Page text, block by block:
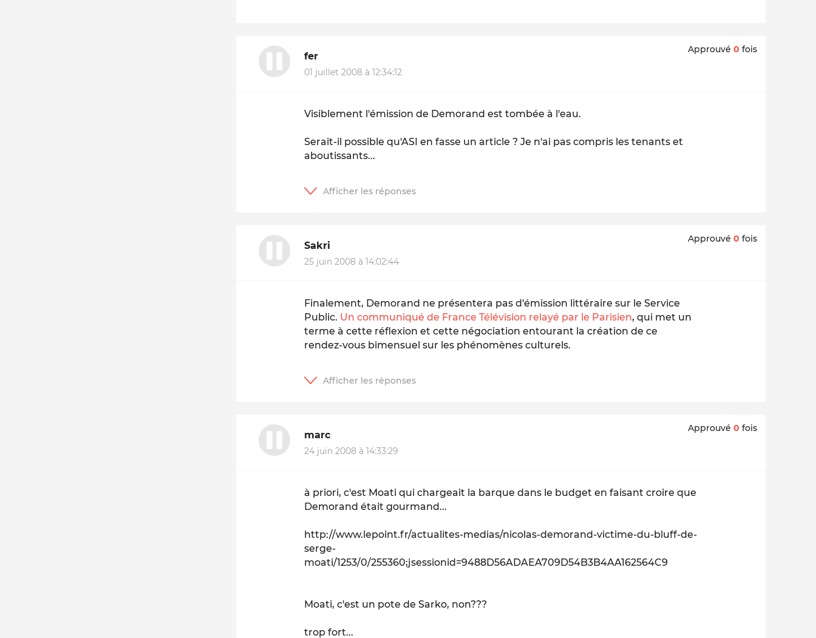
fer
01 juillet 2008 à 12:34:12
Approuvé 0 fois
Visiblement l'émission de Demorand est tombée à l'eau.
Serait-il possible qu'ASI en fasse un article ? Je n'ai pas compris les tenants et
aboutissants...
Sakri
25 juin 2008 à 14:02:44
Approuvé 0 fois
Finalement, Demorand ne présentera pas d'émission littéraire sur le Service
Public. Un communiqué de France Télévision relayé par le Parisien,qui met un
terme à cette réflexion et cette négociation entourant la création de ce
rendez-vous bimensuel sur les phénomènes culturels.
marc
24 juin 2008 à 14:33:29
Approuvé 0 fois
à priori, c'est Moati qui chargeait la barque dans le budget en faisant croire que
Demorand était gourmand...
http://www.lepoint.fr/actualites-medias/nicolas-demorand-victime-du-bluff-de-
serge-
moati/1253/0/255360;jsessionid=9488D56ADAEA709D54B3B4AA162564C9
Moati, c'est un pote de Sarko, non???
trop fort...